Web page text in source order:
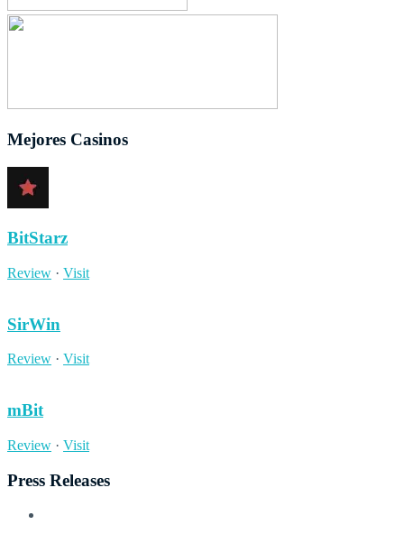
Mejores Casinos
BitStarz
Review · Visit
SirWin
Review · Visit
mBit
Review · Visit
Press Releases